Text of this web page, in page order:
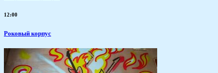
12:00
Роковый корпус